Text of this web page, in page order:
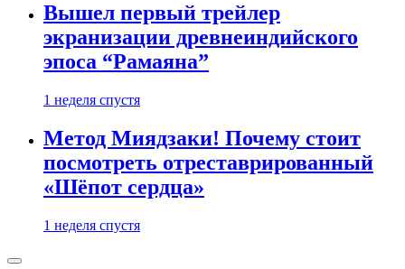
Вышел первый трейлер
экранизации древнеиндийского
эпоса “Рамаяна”
1 неделя спустя
Метод Миядзаки! Почему стоит
посмотреть отреставрированный
«Шёпот сердца»
1 неделя спустя